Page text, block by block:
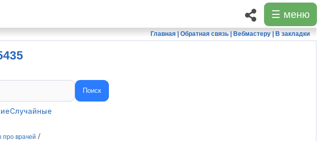
☰ меню
Главная| Обратная связь| Вебмастеру| В закладки
Поиск
Случайные
про врачей /